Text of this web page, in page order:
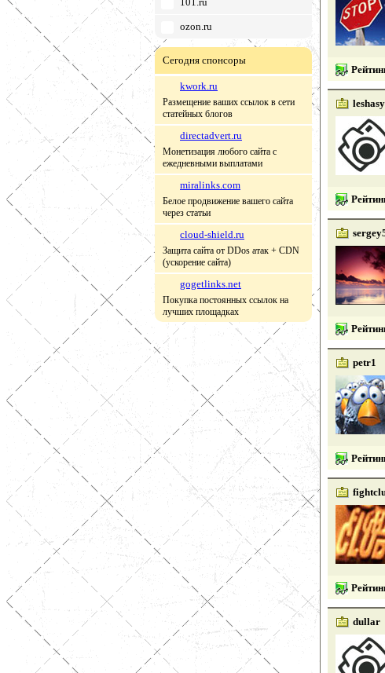
ozon.ru
Сегодня спонсоры
kwork.ru
Размещение ваших ссылок в сети
статейных блогов
directadvert.ru
Монетизация любого сайта с
ежедневными выплатами
miralinks.com
Белое продвижение вашего сайта
через статьи
cloud-shield.ru
Защита сайта от DDos атак + CDN
(ускорение сайта)
gogetlinks.net
Покупка постоянных ссылок на
лучших площадках
petr1
dullar